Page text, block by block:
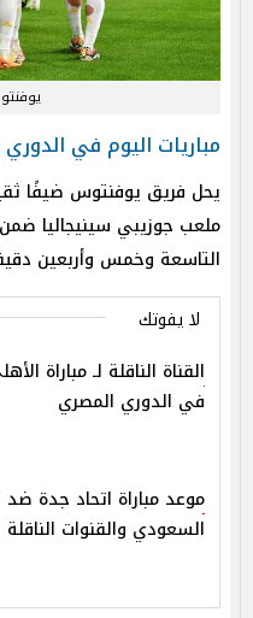
مباريات اليوم في الدوري
يحل فريق يوفنتوس ضيفًا
التاسعة وخمس وأربعين
لا يفوتك
القناة الناقلة لـ مباراة
في الدوري المصري
موعد مباراة اتحاد جدة ضد
السعودي والقنوات الناقلة